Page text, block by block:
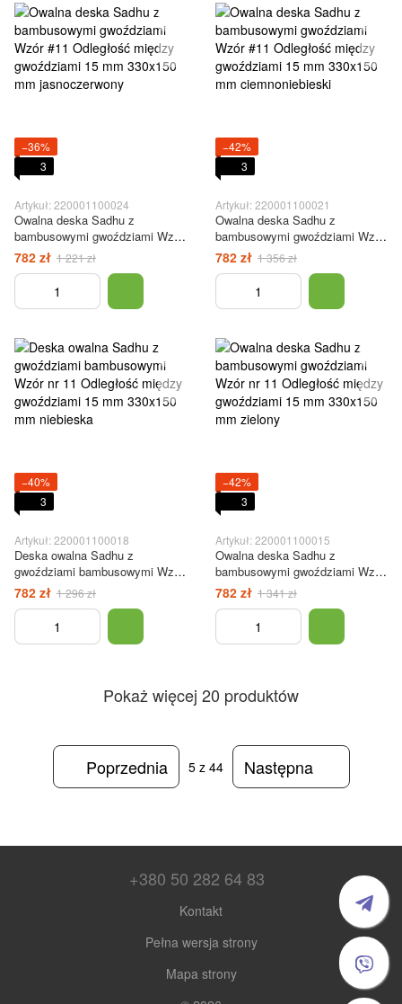
−36%
3
Artykuł: 220001100024
Owalna deska Sadhu z
bambusowymi gwoździami Wzór
#11 Odległość między
gwoździami 15 mm 330x150 mm
jasnoczerwony
782 zł 1 221 zł
−42%
3
Artykuł: 220001100021
Owalna deska Sadhu z
bambusowymi gwoździami Wzór
#11 Odległość między
gwoździami 15 mm 330x150 mm
ciemnoniebieski
782 zł 1 356 zł
−40%
3
Artykuł: 220001100018
Deska owalna Sadhu z
gwoździami bambusowymi Wzór
nr 11 Odległość między
gwoździami 15 mm 330x150 mm
niebieska
782 zł 1 296 zł
−42%
3
Artykuł: 220001100015
Owalna deska Sadhu z
bambusowymi gwoździami Wzór
nr 11 Odległość między
gwoździami 15 mm 330x150 mm
782 zł 1 341 zł
Pokaż więcej 20 produktów
Poprzednia 5z 44 Następna
+380 50 282 64 83
Kontakt
Pełna wersja strony
Mapa strony